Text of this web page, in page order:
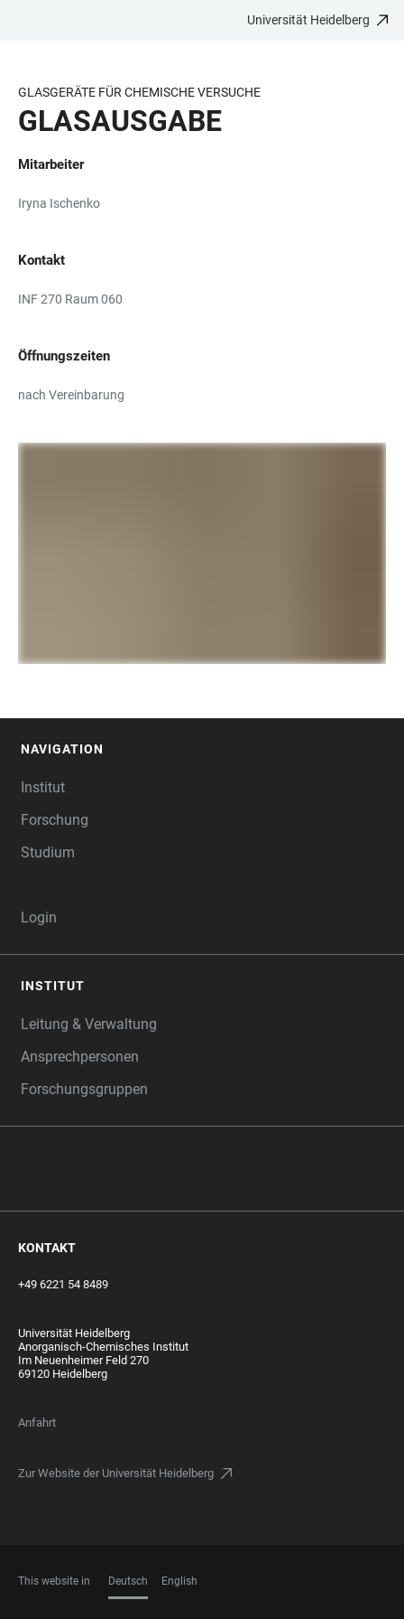
BARRIEREFREIHEIT
Universität Heidelberg
GLASGERÄTE FÜR CHEMISCHE VERSUCHE
GLASAUSGABE
Mitarbeiter
Iryna Ischenko
Kontakt
INF 270 Raum 060
Öffnungszeiten
nach Vereinbarung
NAVIGATION
Institut
Forschung
Studium
Login
INSTITUT
Leitung & Verwaltung
Ansprechpersonen
Forschungsgruppen
KONTAKT
+49 6221 54 8489
Universität Heidelberg
Anorganisch-Chemisches Institut
Im Neuenheimer Feld 270
69120 Heidelberg
Anfahrt
Zur Website der Universität Heidelberg
This website in Deutsch English